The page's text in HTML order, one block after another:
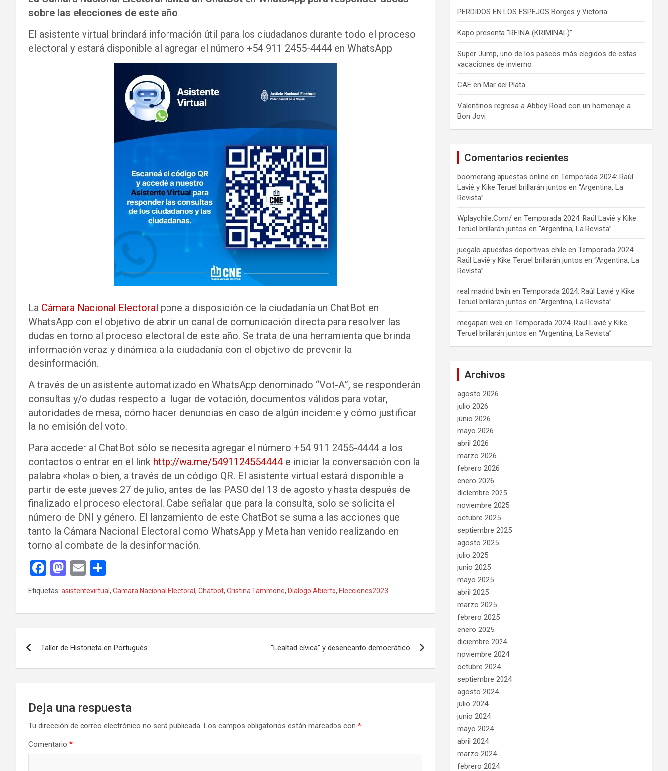
sobre las elecciones de este año
El asistente virtual brindará información útil para los ciudadanos durante todo el proceso
electoral y estará disponible al agregar el número +54 911 2455-4444 en WhatsApp
La Cámara Nacional Electoral pone a disposición de la ciudadanía un ChatBot en
WhatsApp con el objetivo de abrir un canal de comunicación directa para resolver las
dudas en torno al proceso electoral de este año. Se trata de una herramienta que brinda
información veraz y dinámica a la ciudadanía con el objetivo de prevenir la
desinformación.
A través de un asistente automatizado en WhatsApp denominado “Vot-A”, se responderán
consultas y/o dudas respecto al lugar de votación, documentos válidos para votar,
autoridades de mesa, cómo hacer denuncias en caso de algún incidente y cómo justificar
la no emisión del voto.
Para acceder al ChatBot sólo se necesita agregar el número +54 911 2455-4444 a los
contactos o entrar en el link http://wa.me/5491124554444 e iniciar la conversación con la
palabra «hola» o bien, a través de un código QR. El asistente virtual estará disponible a
partir de este jueves 27 de julio, antes de las PASO del 13 de agosto y hasta después de
finalizado el proceso electoral. Cabe señalar que para la consulta, solo se solicita el
número de DNI y género. El lanzamiento de este ChatBot se suma a las acciones que
tanto la Cámara Nacional Electoral como WhatsApp y Meta han venido realizando en
torno al combate de la desinformación.
F
a
ce
b
o
k
M
a
st
o
o
n
E
m
ail
o
m
p
tir
Etiquetas: asistentevirtual , Camara Nacional Electoral , Chatbot, Cristina Tammone, Dialogo Abierto, Elecciones2023
de
Taller de Historieta en Portugués “Lealtad cívica” y desencanto democrático
Deja una respuesta
Tu dirección de correo electrónico no será publicada. Los campos obligatorios están marcados con *
Comentario *
PERDIDOS EN LOS ESPEJOS Borges y Victoria
Kapo presenta “REINA (KRIMINAL)”
Super Jump, uno de los paseos más elegidos de estas
vacaciones de invierno
CAE en Mar del Plata
Valentinos regresa a Abbey Road con un homenaje a
Bon Jovi
Comentarios recientes
boomerang apuestas online enTemporada 2024: Raúl
Lavié y Kike Teruel brillarán juntos en “Argentina, La
Revista”
Wplaychile.Com/ enTemporada 2024: Raúl Lavié y Kike
Teruel brillarán juntos en “Argentina, La Revista”
juegalo apuestas deportivas chile enTemporada 2024:
Raúl Lavié y Kike Teruel brillarán juntos en “Argentina, La
Revista”
real madrid bwin enTemporada 2024: Raúl Lavié y Kike
Teruel brillarán juntos en “Argentina, La Revista”
megapari web enTemporada 2024: Raúl Lavié y Kike
Teruel brillarán juntos en “Argentina, La Revista”
Archivos
agosto 2026
julio 2026
junio 2026
mayo 2026
abril 2026
marzo 2026
febrero 2026
enero 2026
diciembre 2025
noviembre 2025
octubre 2025
septiembre 2025
agosto 2025
julio 2025
junio 2025
mayo 2025
abril 2025
marzo 2025
febrero 2025
enero 2025
diciembre 2024
noviembre 2024
octubre 2024
septiembre 2024
agosto 2024
julio 2024
junio 2024
mayo 2024
abril 2024
marzo 2024
febrero 2024